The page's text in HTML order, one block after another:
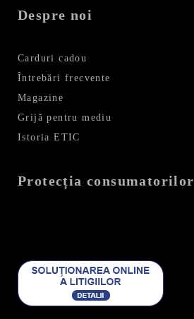
Despre noi
Carduri cadou
Întrebări frecvente
Magazine
Grijă pentru mediu
Istoria ETIC
Protecția consumatorilor